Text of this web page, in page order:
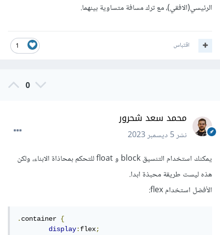
الرئيسي(الافقي)، مع ترك مسافة متساوية بينهما.
1 اقتباس
0
محمد سعد شحرور
نشر5 ديسمبر 2023
يمكنك استخدام التنسيق block و float للتحكم بمحاذاة الابناء، ولكن
هذه ليست طريقة محبذة ابدا.
الأفضل استخدام flex:
.container {
display:flex;